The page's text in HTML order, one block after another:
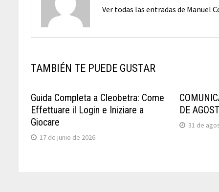
Ver todas las entradas de Manuel
TAMBIÉN TE PUEDE GUSTAR
Guida Completa a Cleobetra: Come
Effettuare il Login e Iniziare a
Giocare
17 de junio de 2026
DE
31 de